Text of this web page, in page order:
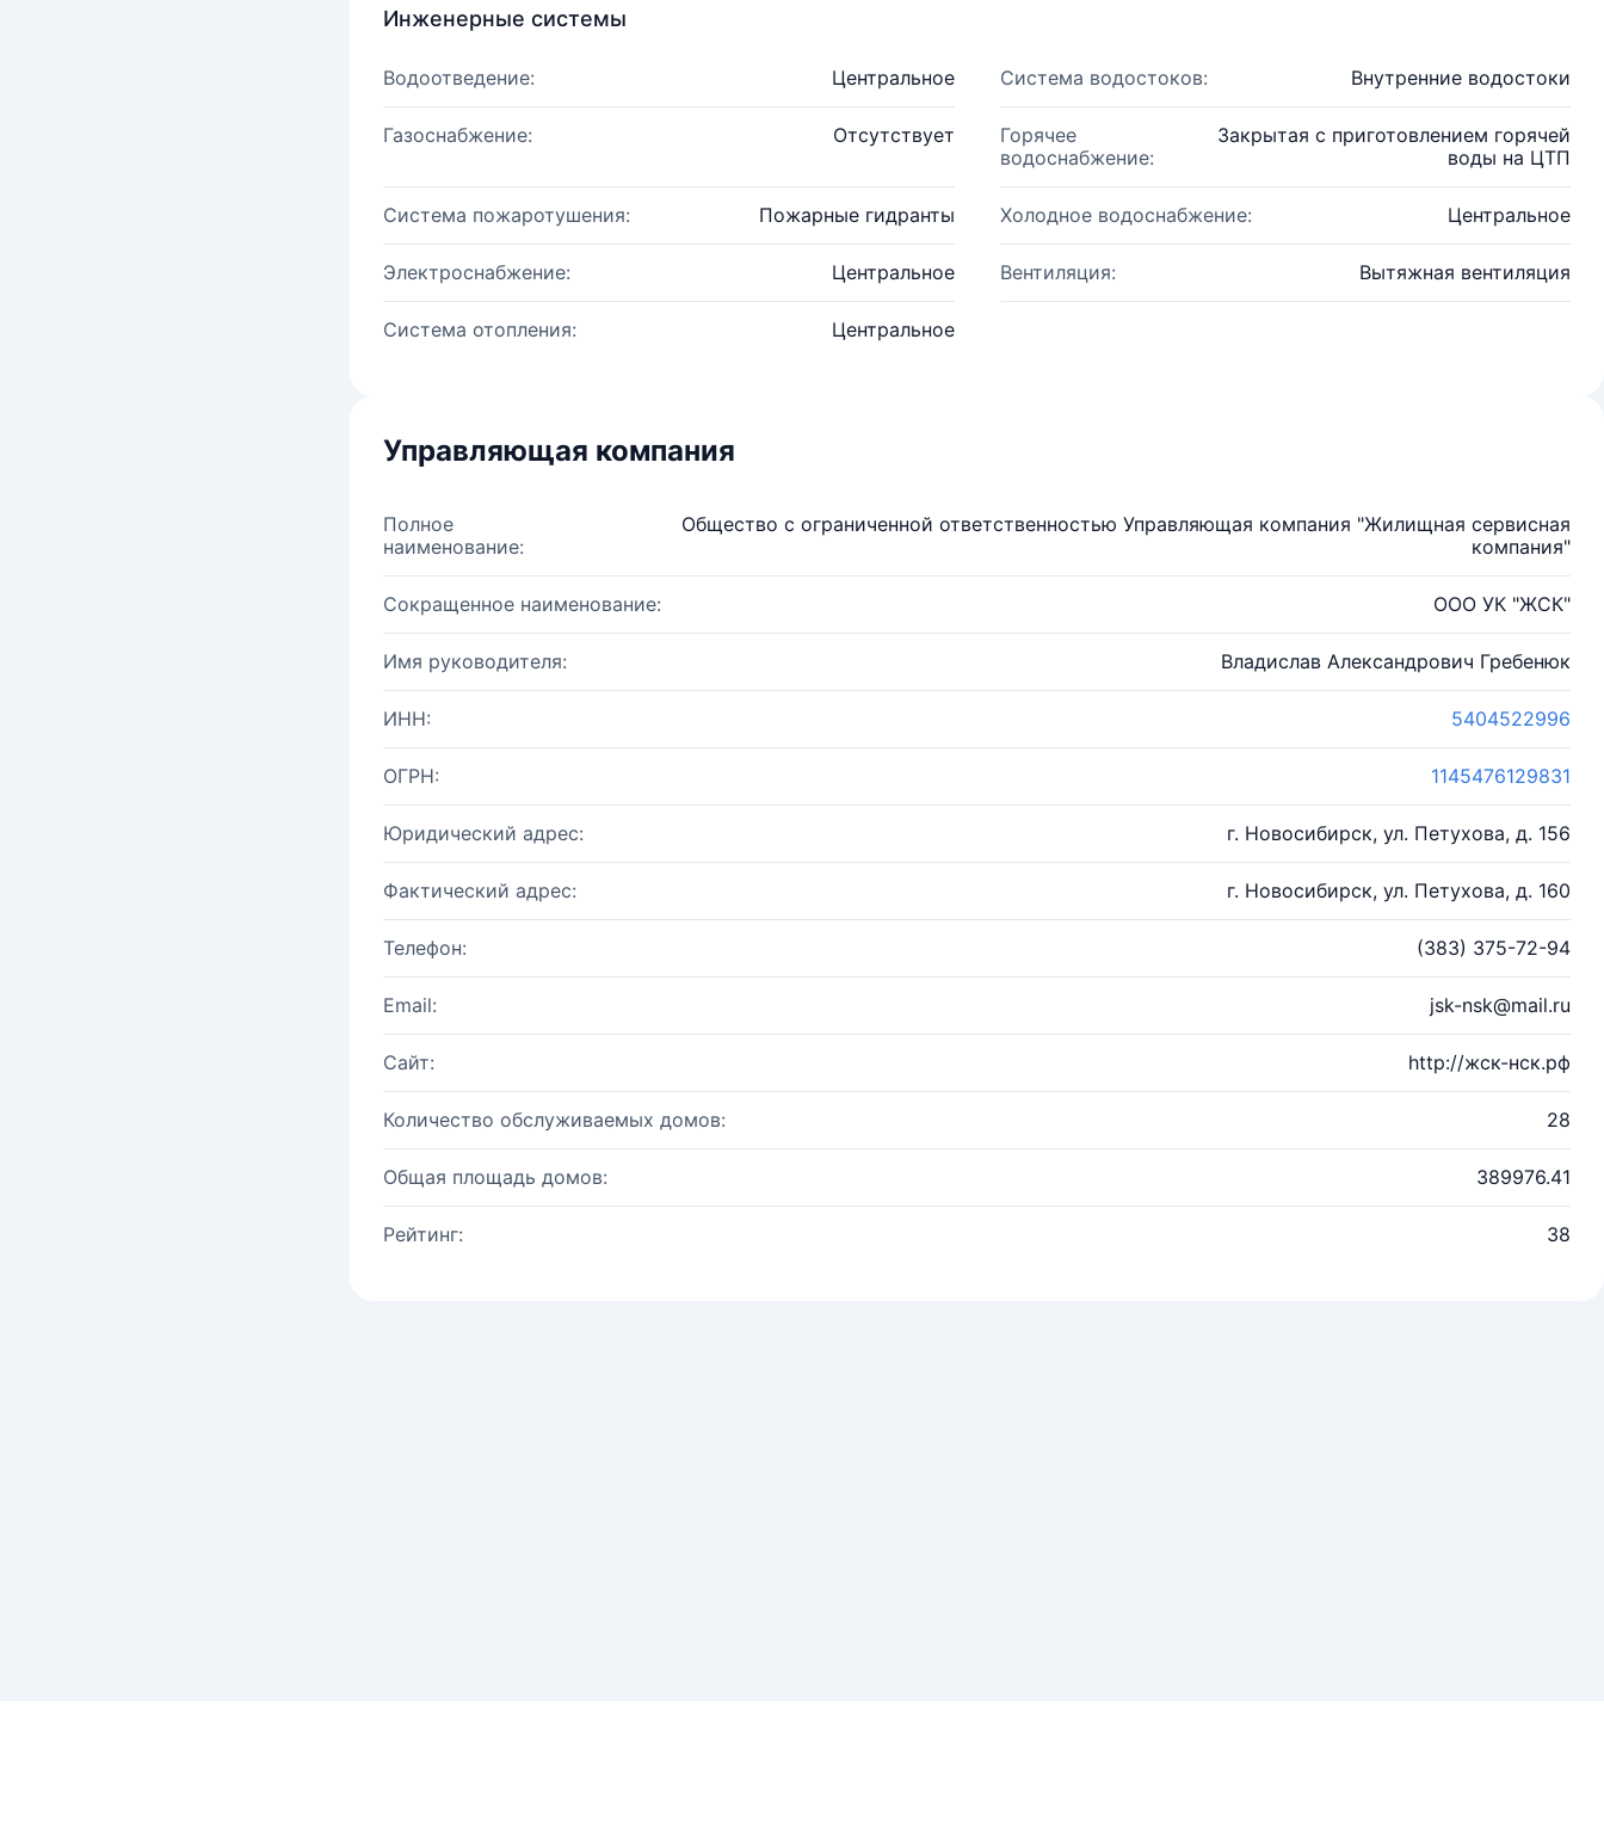
Инженерные системы
Водоотведение: Центральное Система водостоков: Внутренние водостоки
Газоснабжение: Отсутствует
Горячее
водоснабжение:
Закрытая с приготовлением горячей
воды на ЦТП
Система пожаротушения: Пожарные гидранты Холодное водоснабжение: Центральное
Электроснабжение: Центральное Вентиляция: Вытяжная вентиляция
Система отопления: Центральное
Управляющая компания
Полное
наименование:
Общество с ограниченной ответственностью Управляющая компания "Жилищная сервисная
компания"
Сокращенное наименование: ООО УК "ЖСК"
Имя руководителя: Владислав Александрович Гребенюк
ИНН: 5404522996
ОГРН: 1145476129831
Юридический адрес: г. Новосибирск, ул. Петухова, д. 156
Фактический адрес: г. Новосибирск, ул. Петухова, д. 160
Телефон: (383) 375-72-94
Email: jsk-nsk@mail.ru
Сайт: http://жск-нск.рф
Количество обслуживаемых домов: 28
Общая площадь домов: 389976.41
Рейтинг: 38